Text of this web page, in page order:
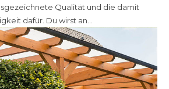
Qualität und die damit
dafür. Du wirst an...